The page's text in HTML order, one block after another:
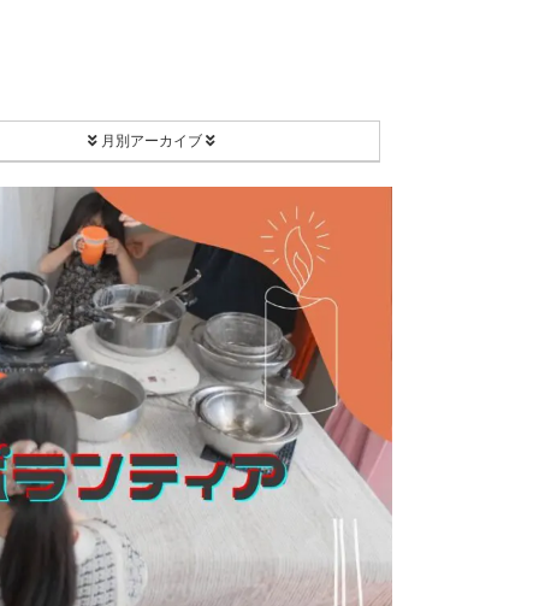
月別アーカイブ
2026年8月
2026年7月
2026年2月
2025年12月
2025年11月
2025年9月
2025年8月
2025年7月